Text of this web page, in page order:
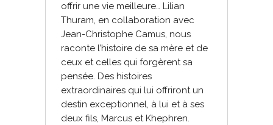
offrir une vie meilleure… Lilian
Thuram, en collaboration avec
Jean-Christophe Camus, nous
raconte l’histoire de sa mère et de
ceux et celles qui forgèrent sa
pensée. Des histoires
extraordinaires qui lui offriront un
destin exceptionnel, à lui et à ses
deux fils, Marcus et Khephren.